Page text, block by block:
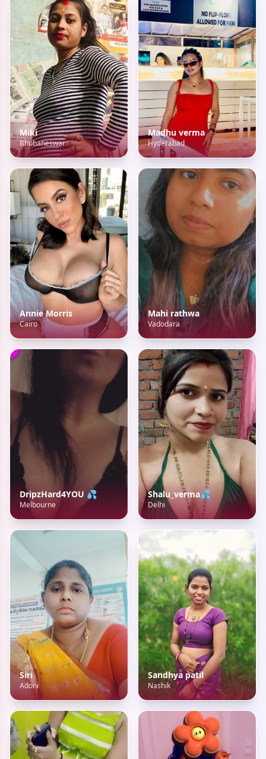
Miki
Bhubaneswar
Madhu verma
Hyderabad
Annie Morris
Cairo
Mahi rathwa
Vadodara
DripzHard4YOU 💦
Melbourne
Shalu_verma💦
Delhi
Siri
Adoni
Sandhya patil
Nashik